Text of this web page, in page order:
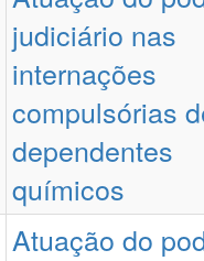
judiciário nas
internações
compulsórias
dependentes
químicos
Atuação do